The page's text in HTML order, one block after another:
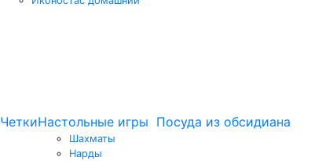
ЧеткиНастольные игры
Шахматы
Нарды
Посуда из обсидиана